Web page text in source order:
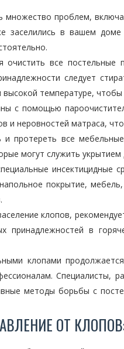
проблем,
в вашем доме
очистить все постельные
следует
температуре,
с помощью
и неровностей матраса,
и протереть все
могут служить укрытием
инсектицидные
покрытие,
клопов,
принадлежностей в
клопами
Специалисты,
методы борьбы с
ОТ